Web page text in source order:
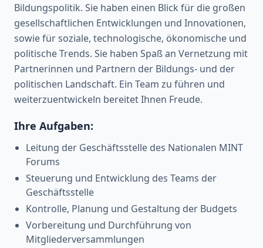
Bildungspolitik. Sie haben einen Blick für die großen
gesellschaftlichen Entwicklungen und Innovationen,
sowie für soziale, technologische, ökonomische und
politische Trends. Sie haben Spaß an Vernetzung mit
Partnerinnen und Partnern der Bildungs- und der
politischen Landschaft. Ein Team zu führen und
weiterzuentwickeln bereitet Ihnen Freude.
Ihre Aufgaben:
Leitung der Geschäftsstelle des Nationalen MINT
Forums
Steuerung und Entwicklung des Teams der
Geschäftsstelle
Kontrolle, Planung und Gestaltung der Budgets
Vorbereitung und Durchführung von
Mitgliederversammlungen